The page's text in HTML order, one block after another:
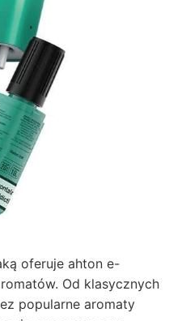
oferuje ahton e-
Od klasycznych
popularne aromaty